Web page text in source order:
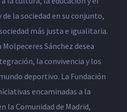
la sociedad en su conjunto,
más justa e igualitaria.
Sánchez desea
la convivencia y los
deportivo. La Fundación
encaminadas a la
la Comunidad de Madrid,